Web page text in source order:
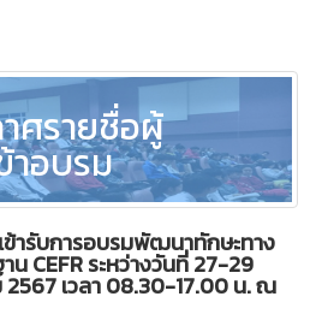
ศรายชื่อผู้
าอบรม
ข้ารับการอบรมพัฒนาทักษะทาง
CEFR ระหว่างวันที่ 27-29
2567 เวลา 08.30-17.00 น. ณ